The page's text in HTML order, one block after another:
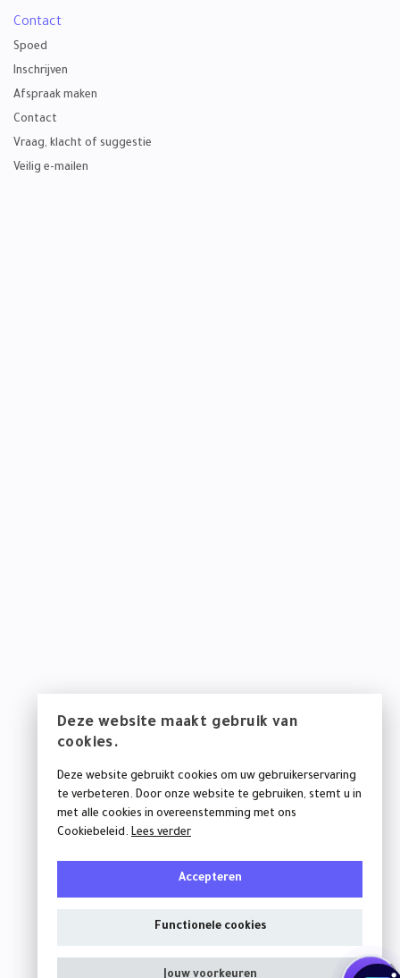
Contact
Spoed
Inschrijven
Afspraak maken
Contact
Vraag, klacht of suggestie
Veilig e-mailen
Deze website maakt gebruik van
cookies.
Deze website gebruikt cookies om uw gebruikerservaring
te verbeteren. Door onze website te gebruiken, stemt u in
met alle cookies in overeenstemming met ons
Cookiebeleid. Lees verder
Accepteren
Functionele cookies
Jouw voorkeuren